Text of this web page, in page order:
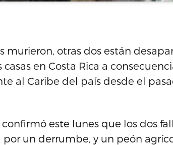
murieron, otras dos están
casas en Costa Rica a
al Caribe del país desde el
confirmó este lunes que los dos
un derrumbe, y un peón